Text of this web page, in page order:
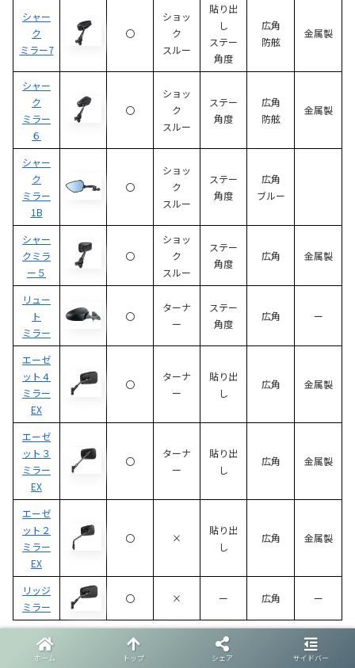
シャー
ク
ミラー7
〇
ショッ
ク
スルー
貼り出
し
ステー
角度
広角
防舷
金属製
シャー
ク
ミラー
６
〇
ショッ
ク
スルー
ステー
角度
広角
防舷
金属製
シャー
ク
ミラー
1B
〇
ショッ
ク
スルー
ステー
角度
広角
ブルー
シャー
クミラ
ー５
〇
ショッ
ク
スルー
ステー
角度
広角 金属製
リュー
ト
ミラー
〇
ターナ
ー
ステー
角度
広角 ー
エーゼ
ット４
ミラー
EX
〇
ターナ
ー
貼り出
し
広角 金属製
エーゼ
ット３
ミラー
EX
〇
ターナ
ー
貼り出
し
広角 金属製
エーゼ
ット２
ミラー
EX
〇 ×
貼り出
し
広角 金属製
リッジ
ミラー
〇 × ー 広角 ー
ホーム トップ シェア サイドバー